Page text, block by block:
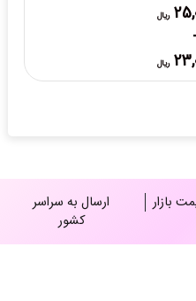
ریال
ریال
Price
بازار
ارسال به سراسر
کشور